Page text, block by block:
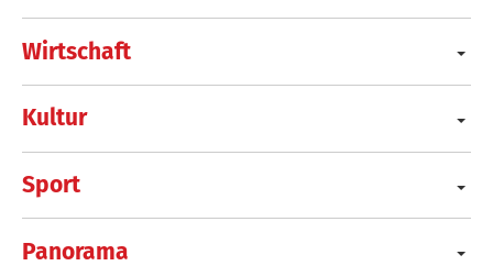
Wirtschaft
Kultur
Sport
Panorama